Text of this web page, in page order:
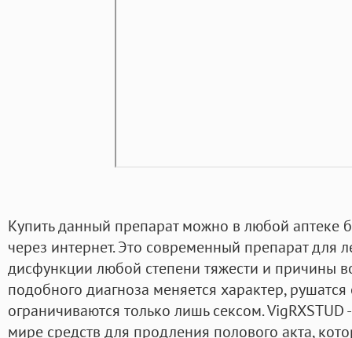
Купить данный препарат можно в любой аптеке
через интернет. Это современный препарат для
дисфункции любой степени тяжести и причины
подобного диагноза меняется характер,
ограничиваются только лишь сексом.
мире средств для продления полового акта,